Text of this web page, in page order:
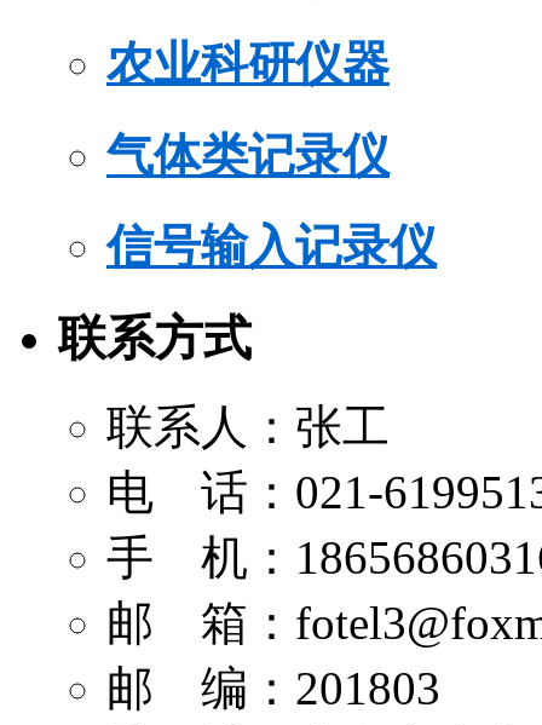
农业科研仪器
气体类记录仪
信号输入记录仪
联系方式
联系人：张工
电 话：021-
手 机：
邮 箱：
邮 编：201803